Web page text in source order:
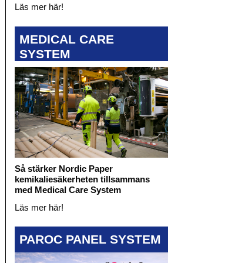
Läs mer här!
MEDICAL CARE
SYSTEM
Så stärker Nordic Paper
kemikaliesäkerheten tillsammans
med Medical Care System
Läs mer här!
PAROC PANEL SYSTEM